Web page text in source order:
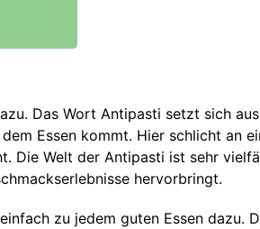
Das Wort Antipasti setzt sich aus
Essen kommt. Hier schlicht an
Die Welt der Antipasti ist sehr
hervorbringt.
zu jedem guten Essen dazu.